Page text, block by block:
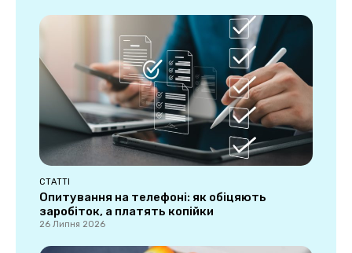
СТАТТІ
Опитування на телефоні: як обіцяють
заробіток, а платять копійки
26 Липня 2026